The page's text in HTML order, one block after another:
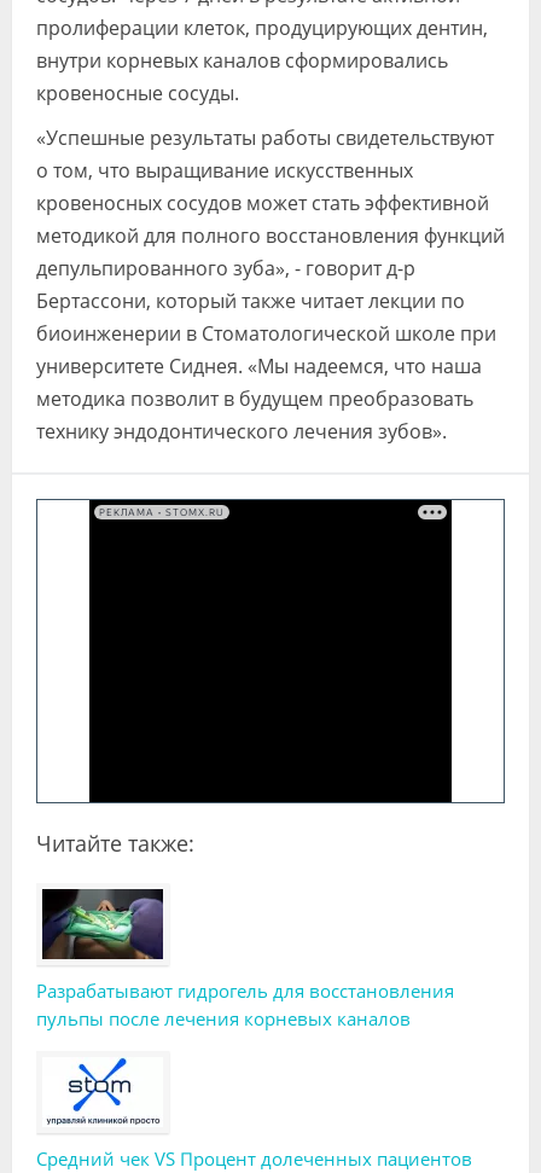
пролиферации клеток, продуцирующих дентин,
внутри корневых каналов сформировались
кровеносные сосуды.
«Успешные результаты работы свидетельствуют
о том, что выращивание искусственных
кровеносных сосудов может стать эффективной
методикой для полного восстановления функций
депульпированного зуба», - говорит д-р
Бертассони, который также читает лекции по
биоинженерии в Стоматологической школе при
университете Сиднея. «Мы надеемся, что наша
методика позволит в будущем преобразовать
технику эндодонтического лечения зубов».
РЕКЛАМА • STOMX.RU
Читайте также:
Разрабатывают гидрогель для восстановления
пульпы после лечения корневых каналов
Средний чек VS Процент долеченных пациентов